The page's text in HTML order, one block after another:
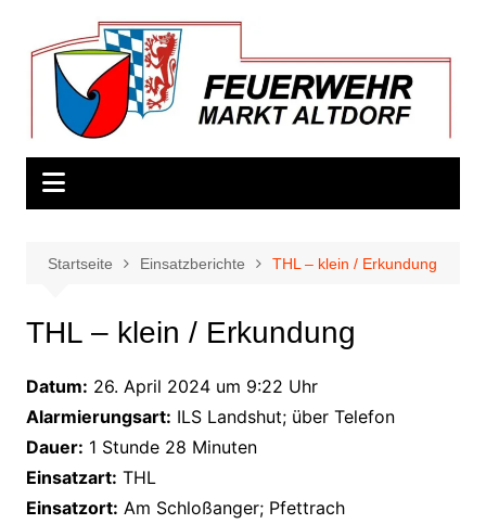
springen
Startseite Einsatzberichte THL – klein / Erkundung
THL – klein / Erkundung
Datum: 26. April 2024 um 9:22 Uhr
Alarmierungsart: ILS Landshut; über Telefon
Dauer: 1 Stunde 28 Minuten
Einsatzart: THL
Einsatzort: Am Schloßanger; Pfettrach